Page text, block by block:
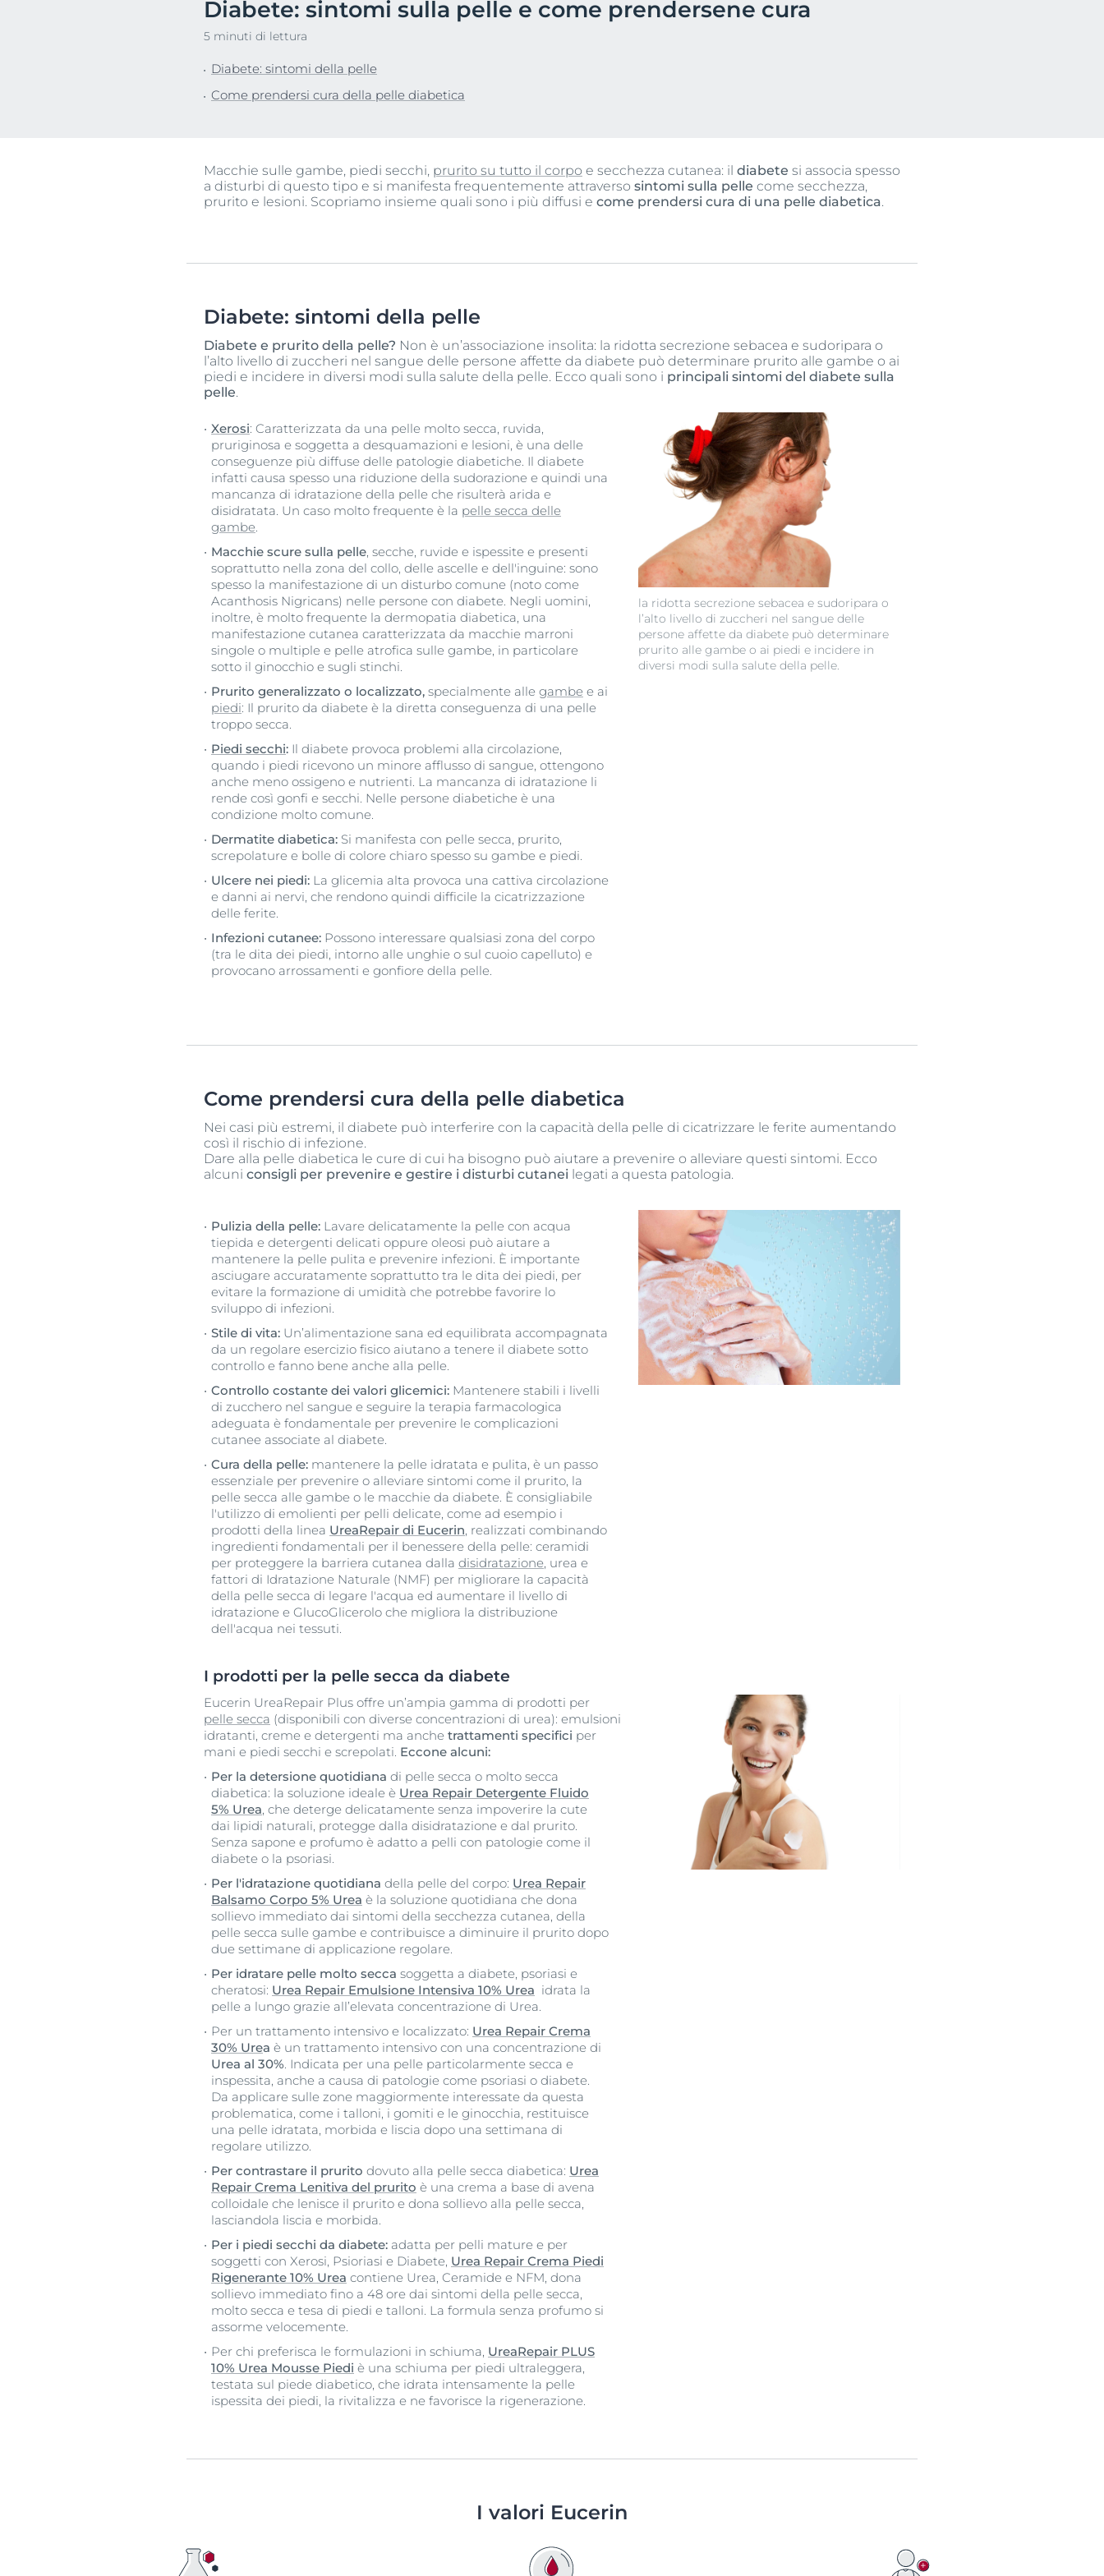
Pelle Ipersensibile
Pelle Irritata
Problemi di cute e capelli
Pelle sensibile
Prodotti
Iperpigmentazione
Pelle grassa a tendenza acneica Pelle Grassa a tendenza acneica
DermoPure Clinical
5.078 Recensioni
Guarda tutti i prodotti
Diabete: sintomi sulla pelle e come prendersene cura
5 minuti di lettura
Diabete: sintomi della pelle
Come prendersi cura della pelle diabetica
Macchie sulle gambe, piedi secchi, prurito su tutto il corpo e secchezza cutanea: il diabete si associa spesso
a disturbi di questo tipo e si manifesta frequentemente attraverso sintomi sulla pelle come secchezza,
prurito e lesioni. Scopriamo insieme quali sono i più diffusi e come prendersi cura di una pelle diabetica.
Diabete: sintomi della pelle
Diabete e prurito della pelle? Non è un’associazione insolita: la ridotta secrezione sebacea e sudoripara o
l’alto livello di zuccheri nel sangue delle persone affette da diabete può determinare prurito alle gambe o ai
piedi e incidere in diversi modi sulla salute della pelle. Ecco quali sono i principali sintomi del diabete sulla
pelle.
la ridotta secrezione sebacea e sudoripara o
l’alto livello di zuccheri nel sangue delle
persone affette da diabete può determinare
prurito alle gambe o ai piedi e incidere in
diversi modi sulla salute della pelle.
Xerosi: Caratterizzata da una pelle molto secca, ruvida,
pruriginosa e soggetta a desquamazioni e lesioni, è una delle
conseguenze più diffuse delle patologie diabetiche. Il diabete
infatti causa spesso una riduzione della sudorazione e quindi una
mancanza di idratazione della pelle che risulterà arida e
disidratata. Un caso molto frequente è la pelle secca delle
gambe.
Macchie scure sulla pelle, secche, ruvide e ispessite e presenti
soprattutto nella zona del collo, delle ascelle e dell'inguine: sono
spesso la manifestazione di un disturbo comune (noto come
Acanthosis Nigricans) nelle persone con diabete. Negli uomini,
inoltre, è molto frequente la dermopatia diabetica, una
manifestazione cutanea caratterizzata da macchie marroni
singole o multiple e pelle atrofica sulle gambe, in particolare
sotto il ginocchio e sugli stinchi.
Prurito generalizzato o localizzato, specialmente alle gambe e ai
piedi: Il prurito da diabete è la diretta conseguenza di una pelle
troppo secca.
Piedi secchi: Il diabete provoca problemi alla circolazione,
quando i piedi ricevono un minore afflusso di sangue, ottengono
anche meno ossigeno e nutrienti. La mancanza di idratazione li
rende così gonfi e secchi. Nelle persone diabetiche è una
condizione molto comune.
Dermatite diabetica: Si manifesta con pelle secca, prurito,
screpolature e bolle di colore chiaro spesso su gambe e piedi.
Ulcere nei piedi: La glicemia alta provoca una cattiva circolazione
e danni ai nervi, che rendono quindi difficile la cicatrizzazione
delle ferite.
Infezioni cutanee: Possono interessare qualsiasi zona del corpo
(tra le dita dei piedi, intorno alle unghie o sul cuoio capelluto) e
provocano arrossamenti e gonfiore della pelle.
Come prendersi cura della pelle diabetica
Nei casi più estremi, il diabete può interferire con la capacità della pelle di cicatrizzare le ferite aumentando
così il rischio di infezione.
Dare alla pelle diabetica le cure di cui ha bisogno può aiutare a prevenire o alleviare questi sintomi. Ecco
alcuni consigli per prevenire e gestire i disturbi cutanei legati a questa patologia.
Pulizia della pelle: Lavare delicatamente la pelle con acqua
tiepida e detergenti delicati oppure oleosi può aiutare a
mantenere la pelle pulita e prevenire infezioni. È importante
asciugare accuratamente soprattutto tra le dita dei piedi, per
evitare la formazione di umidità che potrebbe favorire lo
sviluppo di infezioni.
Stile di vita: Un’alimentazione sana ed equilibrata accompagnata
da un regolare esercizio fisico aiutano a tenere il diabete sotto
controllo e fanno bene anche alla pelle.
Controllo costante dei valori glicemici: Mantenere stabili i livelli
di zucchero nel sangue e seguire la terapia farmacologica
adeguata è fondamentale per prevenire le complicazioni
cutanee associate al diabete.
Cura della pelle: mantenere la pelle idratata e pulita, è un passo
essenziale per prevenire o alleviare sintomi come il prurito, la
pelle secca alle gambe o le macchie da diabete. È consigliabile
l'utilizzo di emolienti per pelli delicate, come ad esempio i
prodotti della linea UreaRepair di Eucerin, realizzati combinando
ingredienti fondamentali per il benessere della pelle: ceramidi
per proteggere la barriera cutanea dalla disidratazione, urea e
fattori di Idratazione Naturale (NMF) per migliorare la capacità
della pelle secca di legare l'acqua ed aumentare il livello di
idratazione e GlucoGlicerolo che migliora la distribuzione
dell'acqua nei tessuti.
I prodotti per la pelle secca da diabete
Eucerin UreaRepair Plus offre un’ampia gamma di prodotti per
pelle secca (disponibili con diverse concentrazioni di urea): emulsioni
idratanti, creme e detergenti ma anche trattamenti specifici per
mani e piedi secchi e screpolati. Eccone alcuni:
Per la detersione quotidiana di pelle secca o molto secca
diabetica: la soluzione ideale è Urea Repair Detergente Fluido
5% Urea, che deterge delicatamente senza impoverire la cute
dai lipidi naturali, protegge dalla disidratazione e dal prurito.
Senza sapone e profumo è adatto a pelli con patologie come il
diabete o la psoriasi.
Per l'idratazione quotidiana della pelle del corpo: Urea Repair
Balsamo Corpo 5% Urea è la soluzione quotidiana che dona
sollievo immediato dai sintomi della secchezza cutanea, della
pelle secca sulle gambe e contribuisce a diminuire il prurito dopo
due settimane di applicazione regolare.
Per idratare pelle molto secca soggetta a diabete, psoriasi e
cheratosi: Urea Repair Emulsione Intensiva 10% Urea idrata la
pelle a lungo grazie all’elevata concentrazione di Urea.
Per un trattamento intensivo e localizzato: Urea Repair Crema
30% Urea è un trattamento intensivo con una concentrazione di
Urea al 30%. Indicata per una pelle particolarmente secca e
inspessita, anche a causa di patologie come psoriasi o diabete.
Da applicare sulle zone maggiormente interessate da questa
problematica, come i talloni, i gomiti e le ginocchia, restituisce
una pelle idratata, morbida e liscia dopo una settimana di
regolare utilizzo.
Per contrastare il prurito dovuto alla pelle secca diabetica: Urea
Repair Crema Lenitiva del prurito è una crema a base di avena
colloidale che lenisce il prurito e dona sollievo alla pelle secca,
lasciandola liscia e morbida.
Per i piedi secchi da diabete: adatta per pelli mature e per
soggetti con Xerosi, Psioriasi e Diabete, Urea Repair Crema Piedi
Rigenerante 10% Urea contiene Urea, Ceramide e NFM, dona
sollievo immediato fino a 48 ore dai sintomi della pelle secca,
molto secca e tesa di piedi e talloni. La formula senza profumo si
assorme velocemente.
Per chi preferisca le formulazioni in schiuma, UreaRepair PLUS
10% Urea Mousse Piedi è una schiuma per piedi ultraleggera,
testata sul piede diabetico, che idrata intensamente la pelle
ispessita dei piedi, la rivitalizza e ne favorisce la rigenerazione.
I valori Eucerin